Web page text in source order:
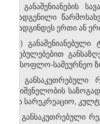
კ) განაშენიანების
დადგენილი
დადგინდეს ერთი ან
ლ)
დებულებებით
სასოფლო-სამეურნეო
მ)
მნიშვნელობის
და სარეკრეაციო,
ნ) განსაკუთრებული